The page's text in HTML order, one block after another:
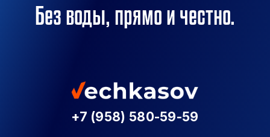
Без воды, прямо и честно.
+7 (958) 580-59-59